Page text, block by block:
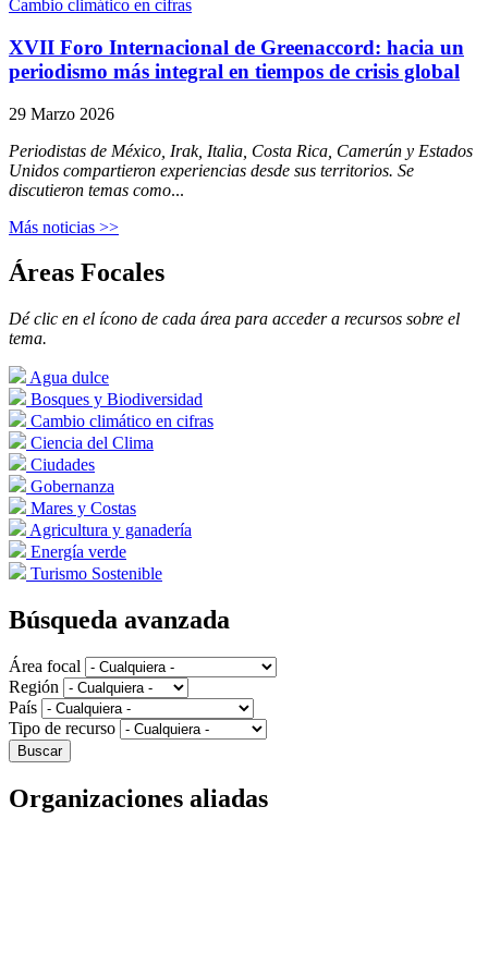
Cambio climático en cifras
XVII Foro Internacional de Greenaccord: hacia un
periodismo más integral en tiempos de crisis global
29 Marzo 2026
Periodistas de México, Irak, Italia, Costa Rica, Camerún y Estados
Unidos compartieron experiencias desde sus territorios. Se
discutieron temas como...
Más noticias >>
Áreas Focales
Dé clic en el ícono de cada área para acceder a recursos sobre el
tema.
Agua dulce
Bosques y Biodiversidad
Cambio climático en cifras
Ciencia del Clima
Ciudades
Gobernanza
Mares y Costas
Agricultura y ganadería
Energía verde
Turismo Sostenible
Búsqueda avanzada
Área focal
Región
País
Tipo de recurso
Organizaciones aliadas